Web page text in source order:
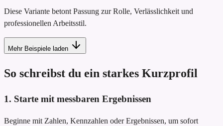
Diese Variante betont Passung zur Rolle, Verlässlichkeit und
professionellen Arbeitsstil.
Mehr Beispiele laden
So schreibst du ein starkes Kurzprofil
1. Starte mit messbaren Ergebnissen
Beginne mit Zahlen, Kennzahlen oder Ergebnissen, um sofort